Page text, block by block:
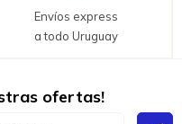
Envíos express
a todo Uruguay
ofertas!